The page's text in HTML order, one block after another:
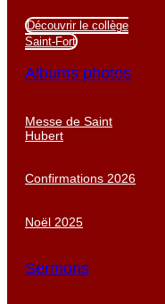
Découvrir le collège
Saint-Fort
Albums photos
Messe de Saint
Hubert
Confirmations 2026
Noël 2025
Sermons